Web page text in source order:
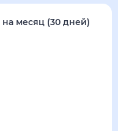
на месяц (30 дней)